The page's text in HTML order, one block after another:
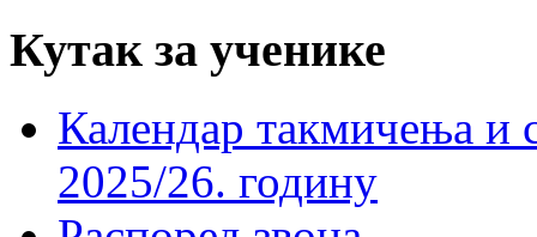
Кутак за ученике
Календар такмичења
2025/26. годину